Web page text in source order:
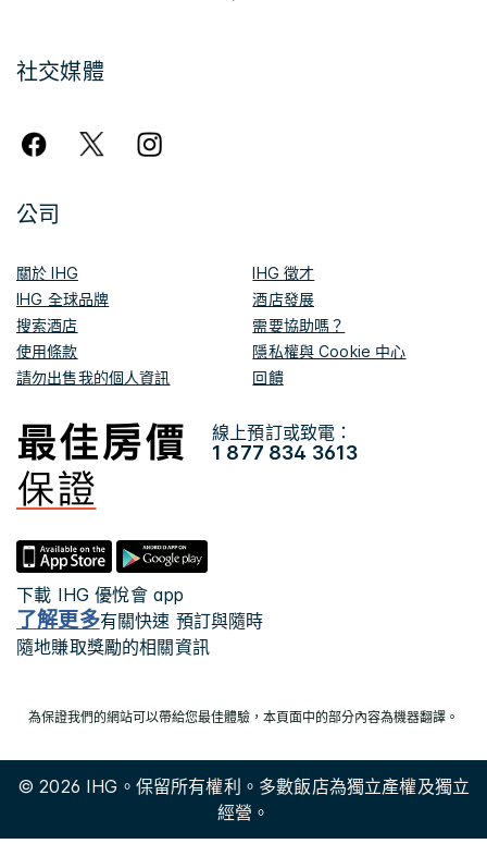
社交媒體
公司
關於 IHG
IHG 徵才
IHG 全球品牌
酒店發展
搜索酒店
需要協助嗎？
使用條款
隱私權與 Cookie 中心
請勿出售我的個人資訊
回饋
線上預訂或致電：
1 877 834 3613
下載 IHG 優悅會 app
了解更多有關快速 預訂與隨時
隨地賺取獎勵的相關資訊
為保證我們的網站可以帶給您最佳體驗，本頁面中的部分內容為機器翻譯。
© 2026 IHG。保留所有權利。多數飯店為獨立產權及獨立
經營。
Select